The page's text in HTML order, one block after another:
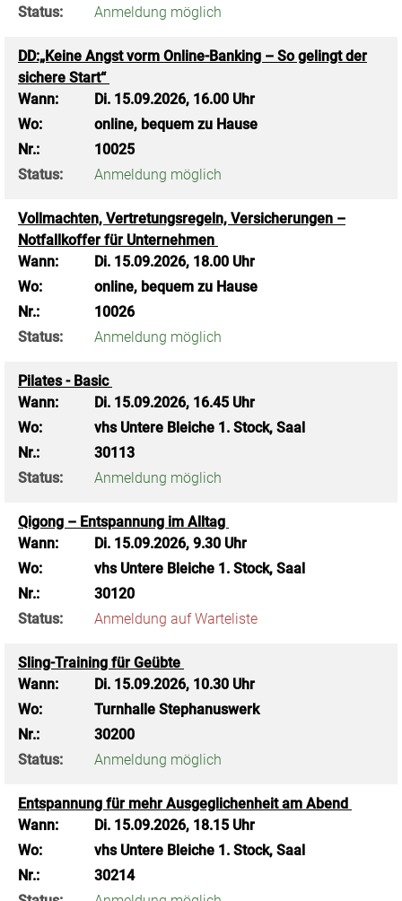
Status:
Anmeldung möglich
DD:„Keine Angst vorm Online-Banking – So gelingt der
sichere Start“
Wann:
Di. 15.09.2026, 16.00 Uhr
Wo:
online, bequem zu Hause
Nr.:
10025
Status:
Anmeldung möglich
Vollmachten, Vertretungsregeln, Versicherungen –
Notfallkoffer für Unternehmen
Wann:
Di. 15.09.2026, 18.00 Uhr
Wo:
online, bequem zu Hause
Nr.:
10026
Status:
Anmeldung möglich
Pilates - Basic
Wann:
Di. 15.09.2026, 16.45 Uhr
Wo:
vhs Untere Bleiche 1. Stock, Saal
Nr.:
30113
Status:
Anmeldung möglich
Qigong – Entspannung im Alltag
Wann:
Di. 15.09.2026, 9.30 Uhr
Wo:
vhs Untere Bleiche 1. Stock, Saal
Nr.:
30120
Status:
Anmeldung auf Warteliste
Sling-Training für Geübte
Wann:
Di. 15.09.2026, 10.30 Uhr
Wo:
Turnhalle Stephanuswerk
Nr.:
30200
Status:
Anmeldung möglich
Entspannung für mehr Ausgeglichenheit am Abend
Wann:
Di. 15.09.2026, 18.15 Uhr
Wo:
vhs Untere Bleiche 1. Stock, Saal
Nr.:
30214